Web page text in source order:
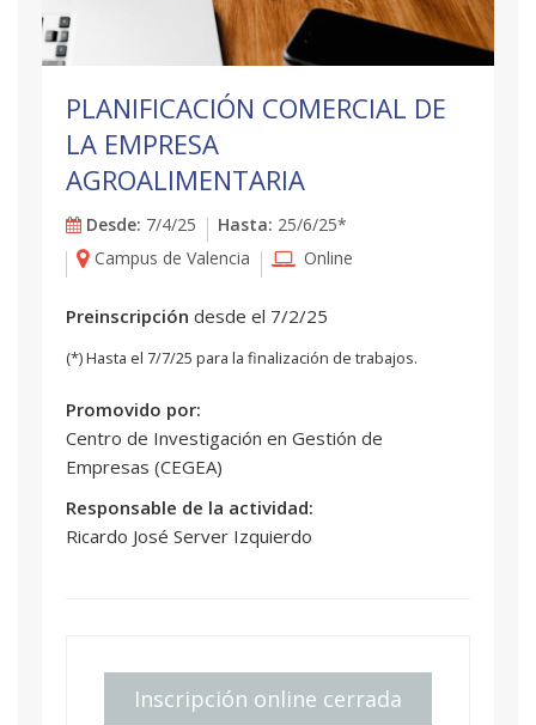
PLANIFICACIÓN COMERCIAL DE
LA EMPRESA
AGROALIMENTARIA
Desde: 7/4/25 Hasta: 25/6/25*
Campus de Valencia
Online
Preinscripción desde el 7/2/25
(*) Hasta el 7/7/25 para la finalización de trabajos.
Promovido por:
Centro de Investigación en Gestión de
Empresas (CEGEA)
Responsable de la actividad:
Ricardo José Server Izquierdo
Inscripción online cerrada